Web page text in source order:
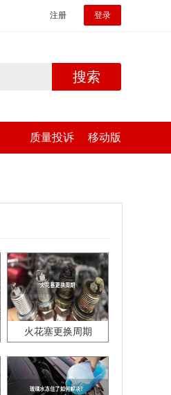
注册 登录
搜索
质量投诉 移动版
火花塞更换周期